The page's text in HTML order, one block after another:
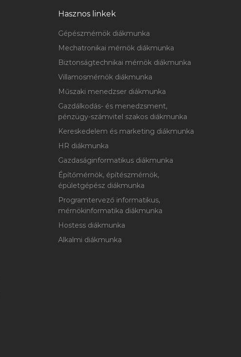
Hasznos linkek
Gépészmérnök diákmunka
Mechatronikai mérnök diákmunka
Biztonságtechnikai mérnök diákmunka
Villamosmérnök diákmunka
Műszaki menedzser diákmunka
Gazdálkodás- és menedzsment,
pénzügy-számvitel szakos diákmunka
Kereskedelem és marketing diákmunka
HR diákmunka
Gazdaságinformatikus diákmunka
Építőmérnök, építészmérnök,
épületgépész diákmunka
Programtervező informatikus,
mérnökinformatika diákmunka
Hostess diákmunka
Alkalmi diákmunka